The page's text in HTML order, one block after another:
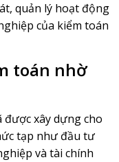
quản lý hoạt động
của kiểm toán
toán nhờ
xây dựng cho
tạp như đầu tư
và tài chính